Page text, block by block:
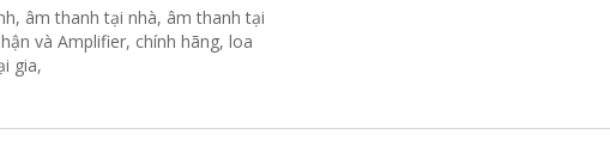
âm thanh tại nhà, âm thanh tại
và Amplifier, chính hãng, loa
gia,